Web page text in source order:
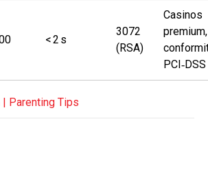
< 2 s
3072
(RSA)
Casinos
premium,
PCI‑DSS
Parenting Tips